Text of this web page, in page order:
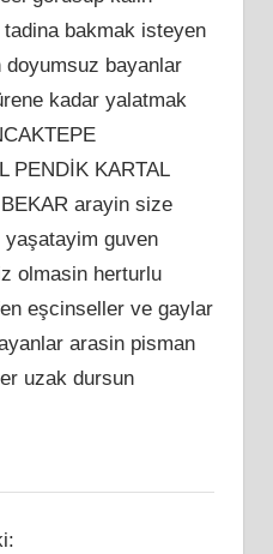
bakmak isteyen
bayanlar
kadar yalatmak
PENDİK KARTAL
arayin size
guven
olmasin herturlu
eşcinseller ve gaylar
arasin pisman
uzak dursun